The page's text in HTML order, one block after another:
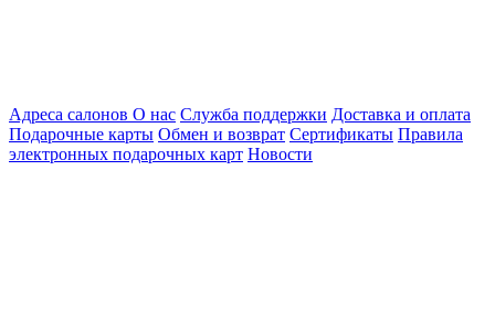
Адреса салонов О нас Служба поддержки Доставка и оплата
Подарочные карты Обмен и возврат Сертификаты Правила
электронных подарочных карт Новости